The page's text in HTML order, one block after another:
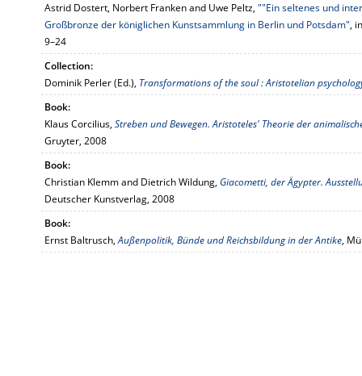
Astrid Dostert, Norbert Franken and Uwe Peltz, ""Ein seltenes und
Großbronze der königlichen Kunstsammlung in Berlin und Potsdam",
9–24
Collection:
Dominik Perler (Ed.), Transformations of the soul : Aristotelian
Book:
Klaus Corcilius, Streben und Bewegen. Aristoteles' Theorie der
Gruyter, 2008
Book:
Christian Klemm and Dietrich Wildung, Giacometti, der Ägypter.
Deutscher Kunstverlag, 2008
Book:
Ernst Baltrusch,Außenpolitik, Bünde und Reichsbildung in der Antike,